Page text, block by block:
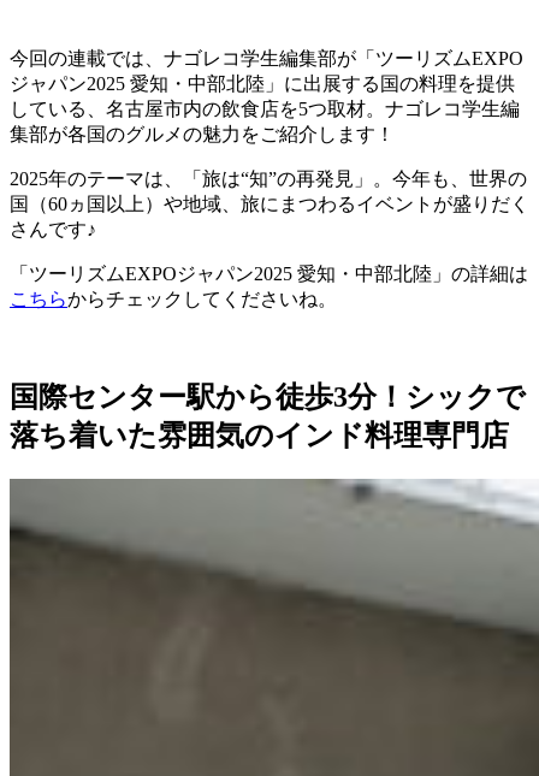
今回の連載では、ナゴレコ学生編集部が「ツーリズムEXPO
ジャパン2025 愛知・中部北陸」に出展する国の料理を提供
している、名古屋市内の飲食店を5つ取材。ナゴレコ学生編
集部が各国のグルメの魅力をご紹介します！
2025年のテーマは、「旅は“知”の再発見」。今年も、世界の
国（60ヵ国以上）や地域、旅にまつわるイベントが盛りだく
さんです♪
「ツーリズムEXPOジャパン2025 愛知・中部北陸」の詳細は
こちらからチェックしてくださいね。
国際センター駅から徒歩3分！シックで
落ち着いた雰囲気のインド料理専門店